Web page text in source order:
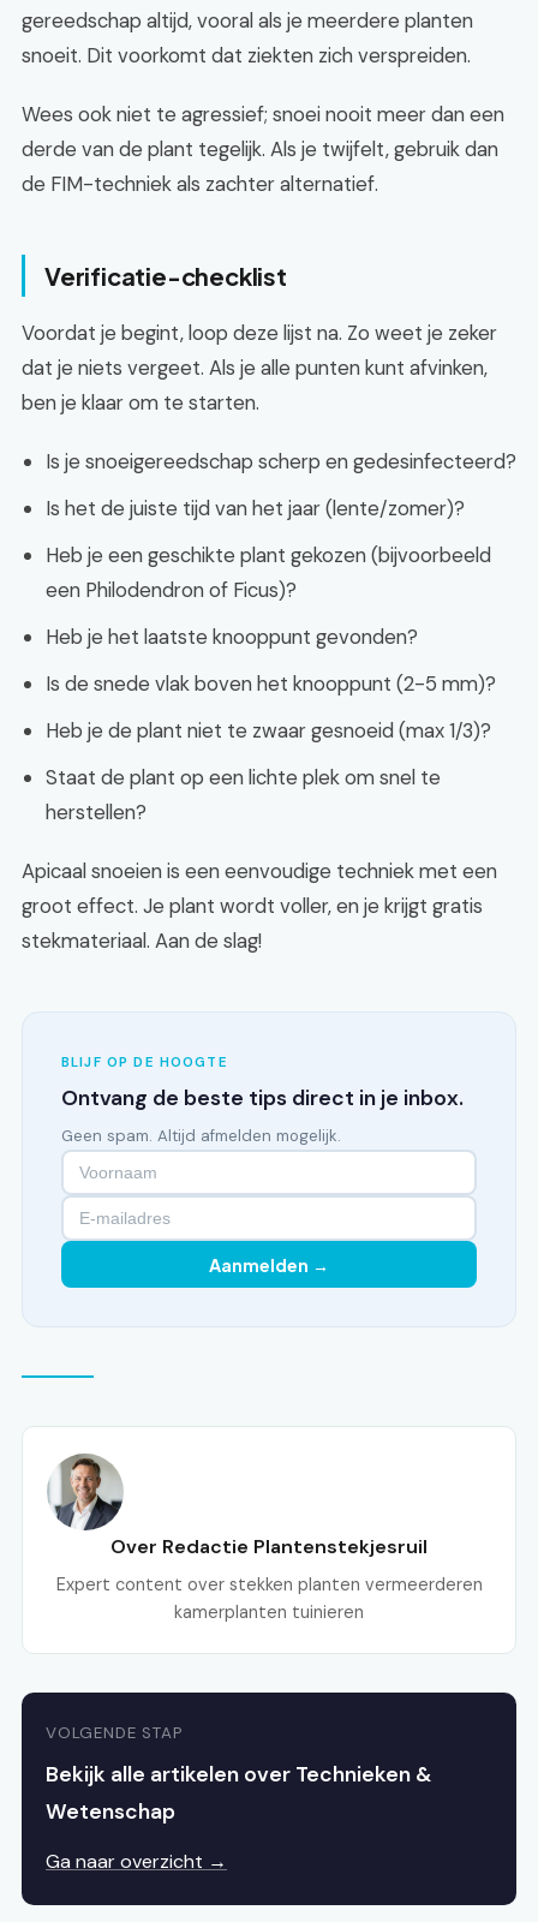
gereedschap altijd, vooral als je meerdere planten
snoeit. Dit voorkomt dat ziekten zich verspreiden.
Wees ook niet te agressief; snoei nooit meer dan een
derde van de plant tegelijk. Als je twijfelt, gebruik dan
de FIM-techniek als zachter alternatief.
Verificatie-checklist
Voordat je begint, loop deze lijst na. Zo weet je zeker
dat je niets vergeet. Als je alle punten kunt afvinken,
ben je klaar om te starten.
Is je snoeigereedschap scherp en gedesinfecteerd?
Is het de juiste tijd van het jaar (lente/zomer)?
Heb je een geschikte plant gekozen (bijvoorbeeld
een Philodendron of Ficus)?
Heb je het laatste knooppunt gevonden?
Is de snede vlak boven het knooppunt (2-5 mm)?
Heb je de plant niet te zwaar gesnoeid (max 1/3)?
Staat de plant op een lichte plek om snel te
herstellen?
Apicaal snoeien is een eenvoudige techniek met een
groot effect. Je plant wordt voller, en je krijgt gratis
stekmateriaal. Aan de slag!
BLIJF OP DE HOOGTE
Ontvang de beste tips direct in je inbox.
Geen spam. Altijd afmelden mogelijk.
Aanmelden →
Over Redactie Plantenstekjesruil
Expert content over stekken planten vermeerderen
kamerplanten tuinieren
VOLGENDE STAP
Bekijk alle artikelen over Technieken &
Wetenschap
Ga naar overzicht →